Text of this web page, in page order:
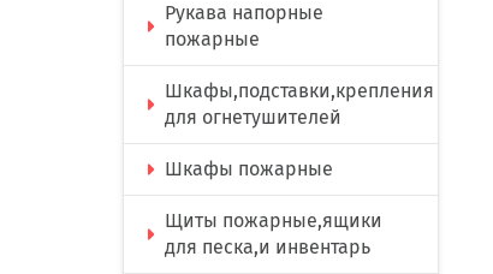
Рукава напорные
пожарные
Шкафы,подставки,крепления
для огнетушителей
Шкафы пожарные
Щиты пожарные,ящики
для песка,и инвентарь